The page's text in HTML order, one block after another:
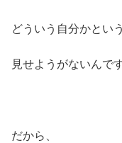
どういう自分かとい
見せようがないんで
だから、